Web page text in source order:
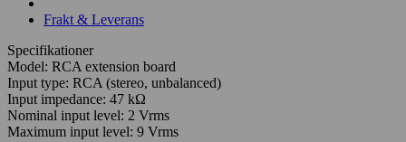
Frakt & Leverans
Specifikationer
Model: RCA extension board
Input type: RCA (stereo, unbalanced)
Input impedance: 47 kΩ
Nominal input level: 2 Vrms
Maximum input level: 9 Vrms